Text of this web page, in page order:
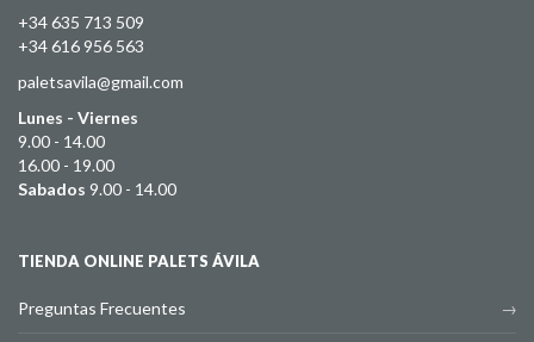
+34 635 713 509
+34 616 956 563
paletsavila@gmail.com
Lunes - Viernes
9.00 - 14.00
16.00 - 19.00
Sabados 9.00 - 14.00
TIENDA ONLINE PALETS ÁVILA
Preguntas Frecuentes